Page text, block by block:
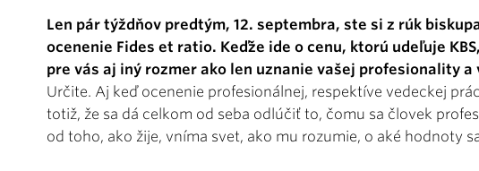
Len pár týždňov predtým, 12. septembra, ste si z rúk
ocenenie Fides et ratio. Keďže ide o cenu, ktorú udeľuje
pre vás aj iný rozmer ako len uznanie vašej profesionality a
Určite. Aj keď ocenenie profesionálnej, respektíve vedeckej
totiž, že sa dá celkom od seba odlúčiť to, čomu sa človek
od toho, ako žije, vníma svet, ako mu rozumie, o aké hodnoty